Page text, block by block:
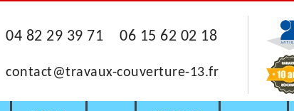
04 82 29 39 71 06 15 62 02 18
contact@travaux-couverture-13.fr